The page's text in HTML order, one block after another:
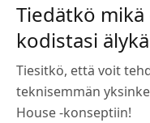
Tiedätkö mikä
kodistasi
Tiesitkö, että voit
teknisemmän
House -konseptiin!